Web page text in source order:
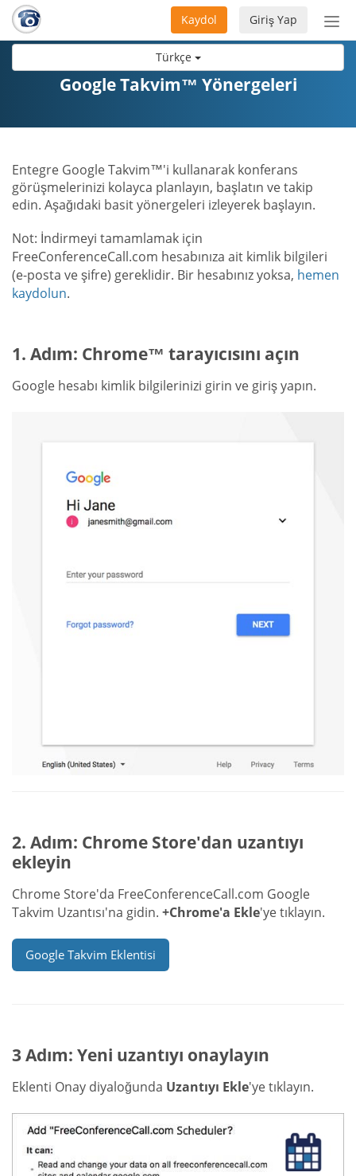
Türkçe
aç/
Giriş Yap
Kaydol
Google Takvim™ Yönergeleri
Entegre Google Takvim™'i kullanarak konferans
görüşmelerinizi kolayca planlayın, başlatın ve takip
edin. Aşağıdaki basit yönergeleri izleyerek başlayın.
Not: İndirmeyi tamamlamak için
FreeConferenceCall.com hesabınıza ait kimlik bilgileri
(e-posta ve şifre) gereklidir. Bir hesabınız yoksa, hemen
kaydolun.
1. Adım: Chrome™ tarayıcısını açın
Google hesabı kimlik bilgilerinizi girin ve giriş yapın.
2. Adım: Chrome Store'dan uzantıyı
ekleyin
Chrome Store'da FreeConferenceCall.com Google
Takvim Uzantısı'na gidin. +Chrome'a Ekle'ye tıklayın.
Google Takvim Eklentisi
3 Adım: Yeni uzantıyı onaylayın
Eklenti Onay diyaloğunda Uzantıyı Ekle'ye tıklayın.